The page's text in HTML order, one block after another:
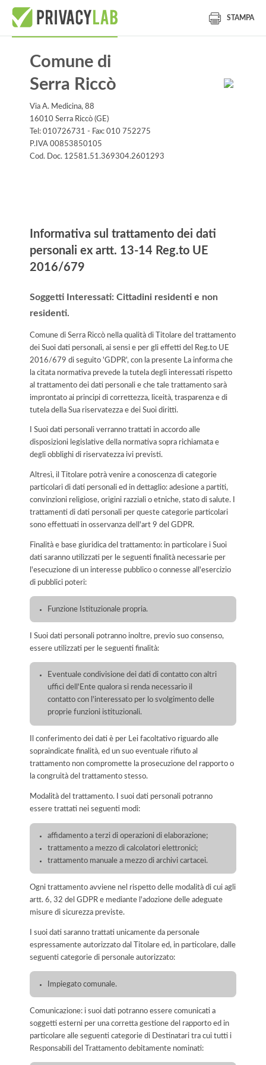
STAMPA
Comune di
Serra Riccò
Via A. Medicina, 88
16010 Serra Riccò (GE)
Tel: 010726731 - Fax: 010 752275
P.IVA 00853850105
Cod. Doc. 12581.51.369304.2601293
Informativa sul trattamento dei dati
personali ex artt. 13-14 Reg.to UE
2016/679
Soggetti Interessati: Cittadini residenti e non
residenti.
Comune di Serra Riccò nella qualità di Titolare del trattamento
dei Suoi dati personali, ai sensi e per gli effetti del Reg.to UE
2016/679 di seguito 'GDPR', con la presente La informa che
la citata normativa prevede la tutela degli interessati rispetto
al trattamento dei dati personali e che tale trattamento sarà
improntato ai principi di correttezza, liceità, trasparenza e di
tutela della Sua riservatezza e dei Suoi diritti.
I Suoi dati personali verranno trattati in accordo alle
disposizioni legislative della normativa sopra richiamata e
degli obblighi di riservatezza ivi previsti.
Altresì, il Titolare potrà venire a conoscenza di categorie
particolari di dati personali ed in dettaglio: adesione a partiti,
convinzioni religiose, origini razziali o etniche, stato di salute. I
trattamenti di dati personali per queste categorie particolari
sono effettuati in osservanza dell'art 9 del GDPR.
Finalità e base giuridica del trattamento: in particolare i Suoi
dati saranno utilizzati per le seguenti finalità necessarie per
l'esecuzione di un interesse pubblico o connesse all'esercizio
di pubblici poteri:
Funzione Istituzionale propria.
I Suoi dati personali potranno inoltre, previo suo consenso,
essere utilizzati per le seguenti finalità:
Eventuale condivisione dei dati di contatto con altri
uffici dell'Ente qualora si renda necessario il
contatto con l'interessato per lo svolgimento delle
proprie funzioni istituzionali.
Il conferimento dei dati è per Lei facoltativo riguardo alle
sopraindicate finalità, ed un suo eventuale rifiuto al
trattamento non compromette la prosecuzione del rapporto o
la congruità del trattamento stesso.
Modalità del trattamento. I suoi dati personali potranno
essere trattati nei seguenti modi:
affidamento a terzi di operazioni di elaborazione;
trattamento a mezzo di calcolatori elettronici;
trattamento manuale a mezzo di archivi cartacei.
Ogni trattamento avviene nel rispetto delle modalità di cui agli
artt. 6, 32 del GDPR e mediante l'adozione delle adeguate
misure di sicurezza previste.
I suoi dati saranno trattati unicamente da personale
espressamente autorizzato dal Titolare ed, in particolare, dalle
seguenti categorie di personale autorizzato:
Impiegato comunale.
Comunicazione: i suoi dati potranno essere comunicati a
soggetti esterni per una corretta gestione del rapporto ed in
particolare alle seguenti categorie di Destinatari tra cui tutti i
Responsabili del Trattamento debitamente nominati: